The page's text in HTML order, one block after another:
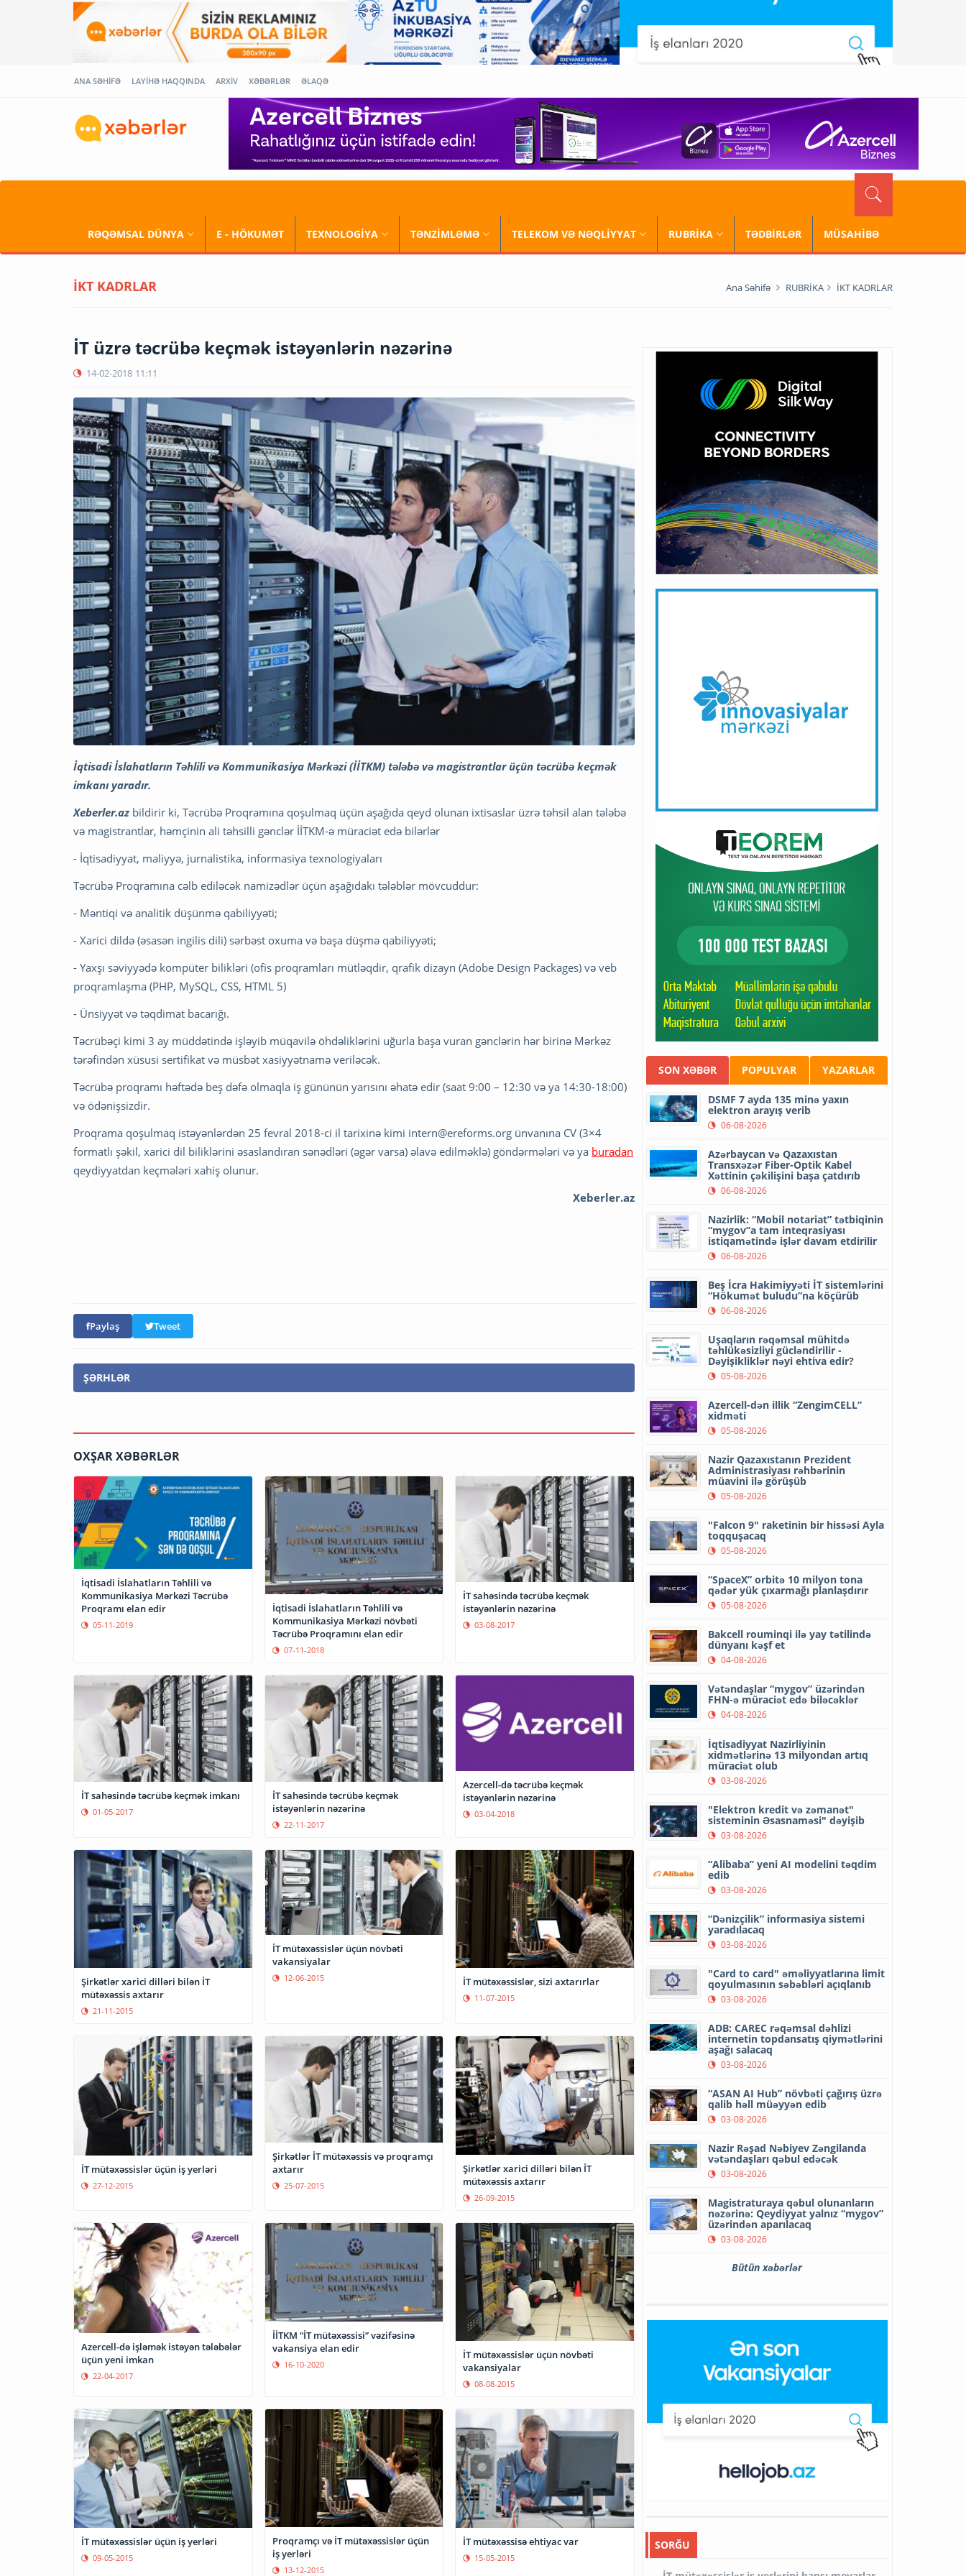
ANA SƏHİFƏ LAYİHƏ HAQQINDA ARXİV XƏBƏRLƏR ƏLAQƏ
RƏQƏMSAL DÜNYA E - HÖKUMƏT TEXNOLOGİYA TƏNZİMLƏMƏ TELEKOM VƏ NƏQLİYYAT RUBRİKA TƏDBİRLƏR MÜSAHİBƏ
İKT KADRLAR Ana Səhifə RUBRİKA İKT KADRLAR
İT üzrə təcrübə keçmək istəyənlərin nəzərinə
14-02-2018 11:11
İqtisadi İslahatların Təhlili və Kommunikasiya Mərkəzi (İİTKM) tələbə və magistrantlar üçün təcrübə keçmək
imkanı yaradır.
Xeberler.az bildirir ki, Təcrübə Proqramına qoşulmaq üçün aşağıda qeyd olunan ixtisaslar üzrə təhsil alan tələbə
və magistrantlar, həmçinin ali təhsilli gənclər İİTKM-ə müraciət edə bilərlər
- İqtisadiyyat, maliyyə, jurnalistika, informasiya texnologiyaları
Təcrübə Proqramına cəlb ediləcək namizədlər üçün aşağıdakı tələblər mövcuddur:
- Məntiqi və analitik düşünmə qabiliyyəti;
- Xarici dildə (əsasən ingilis dili) sərbəst oxuma və başa düşmə qabiliyyəti;
- Yaxşı səviyyədə kompüter bilikləri (ofis proqramları mütləqdir, qrafik dizayn (Adobe Design Packages) və veb
proqramlaşma (PHP, MySQL, CSS, HTML 5)
- Ünsiyyət və təqdimat bacarığı.
Təcrübəçi kimi 3 ay müddətində işləyib müqavilə öhdəliklərini uğurla başa vuran gənclərin hər birinə Mərkəz
tərəfindən xüsusi sertifikat və müsbət xasiyyətnamə veriləcək.
Təcrübə proqramı həftədə beş dəfə olmaqla iş gününün yarısını əhatə edir (saat 9:00 – 12:30 və ya 14:30-18:00)
və ödənişsizdir.
Proqrama qoşulmaq istəyənlərdən 25 fevral 2018-ci il tarixinə kimi intern@ereforms.org ünvanına CV (3×4
formatlı şəkil, xarici dil biliklərini əsaslandıran sənədləri (əgər varsa) əlavə edilməklə) göndərmələri və ya buradan
qeydiyyatdan keçmələri xahiş olunur.
Xeberler.az
Paylaş Tweet
ŞƏRHLƏR
OXŞAR XƏBƏRLƏR
İqtisadi İslahatların Təhlili və
Kommunikasiya Mərkəzi Təcrübə
Proqramı elan edir
05-11-2019
İqtisadi İslahatların Təhlili və
Kommunikasiya Mərkəzi növbəti
Təcrübə Proqramını elan edir
07-11-2018
İT sahəsində təcrübə keçmək
istəyənlərin nəzərinə
03-08-2017
İT sahəsində təcrübə keçmək imkanı
01-05-2017
İT sahəsində təcrübə keçmək
istəyənlərin nəzərinə
22-11-2017
Azercell-də təcrübə keçmək
istəyənlərin nəzərinə
03-04-2018
Şirkətlər xarici dilləri bilən İT
mütəxəssis axtarır
21-11-2015
İT mütəxəssislər üçün növbəti
vakansiyalar
12-06-2015 İT mütəxəssislər, sizi axtarırlar
11-07-2015
İT mütəxəssislər üçün iş yerləri
27-12-2015
Şirkətlər İT mütəxəssis və proqramçı
axtarır
25-07-2015
Şirkətlər xarici dilləri bilən İT
mütəxəssis axtarır
26-09-2015
Azercell-də işləmək istəyən tələbələr
üçün yeni imkan
22-04-2017
İİTKM “İT mütəxəssisi” vəzifəsinə
vakansiya elan edir
16-10-2020
İT mütəxəssislər üçün növbəti
vakansiyalar
08-08-2015
İT mütəxəssislər üçün iş yerləri
09-05-2015
Proqramçı və İT mütəxəssislər üçün
iş yerləri
13-12-2015
İT mütəxəssisə ehtiyac var
15-05-2015
SON XƏBƏR POPULYAR YAZARLAR
DSMF 7 ayda 135 minə yaxın
elektron arayış verib
06-08-2026
Azərbaycan və Qazaxıstan
Transxəzər Fiber-Optik Kabel
Xəttinin çəkilişini başa çatdırıb
06-08-2026
Nazirlik: “Mobil notariat” tətbiqinin
“mygov”a tam inteqrasiyası
istiqamətində işlər davam etdirilir
06-08-2026
Beş İcra Hakimiyyəti İT sistemlərini
“Hökumət buludu”na köçürüb
06-08-2026
Uşaqların rəqəmsal mühitdə
təhlükəsizliyi gücləndirilir -
Dəyişikliklər nəyi ehtiva edir?
05-08-2026
Azercell-dən illik “ZengimCELL”
xidməti
05-08-2026
Nazir Qazaxıstanın Prezident
Administrasiyası rəhbərinin
müavini ilə görüşüb
05-08-2026
"Falcon 9" raketinin bir hissəsi Ayla
toqquşacaq
05-08-2026
“SpaceX” orbitə 10 milyon tona
qədər yük çıxarmağı planlaşdırır
05-08-2026
Bakcell rouminqi ilə yay tətilində
dünyanı kəşf et
04-08-2026
Vətəndaşlar “mygov” üzərindən
FHN-ə müraciət edə biləcəklər
04-08-2026
İqtisadiyyat Nazirliyinin
xidmətlərinə 13 milyondan artıq
müraciət olub
03-08-2026
"Elektron kredit və zəmanət"
sisteminin Əsasnaməsi" dəyişib
03-08-2026
“Alibaba” yeni AI modelini təqdim
edib
03-08-2026
“Dənizçilik” informasiya sistemi
yaradılacaq
03-08-2026
"Card to card" əməliyyatlarına limit
qoyulmasının səbəbləri açıqlanıb
03-08-2026
ADB: CAREC rəqəmsal dəhlizi
internetin topdansatış qiymətlərini
aşağı salacaq
03-08-2026
“ASAN AI Hub” növbəti çağırış üzrə
qalib həll müəyyən edib
03-08-2026
Nazir Rəşad Nəbiyev Zəngilanda
vətəndaşları qəbul edəcək
03-08-2026
Magistraturaya qəbul olunanların
nəzərinə: Qeydiyyat yalnız “mygov”
üzərindən aparılacaq
03-08-2026
Bütün xəbərlər
SORĞU